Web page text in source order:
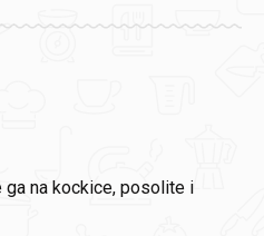
ga na kockice, posolite i